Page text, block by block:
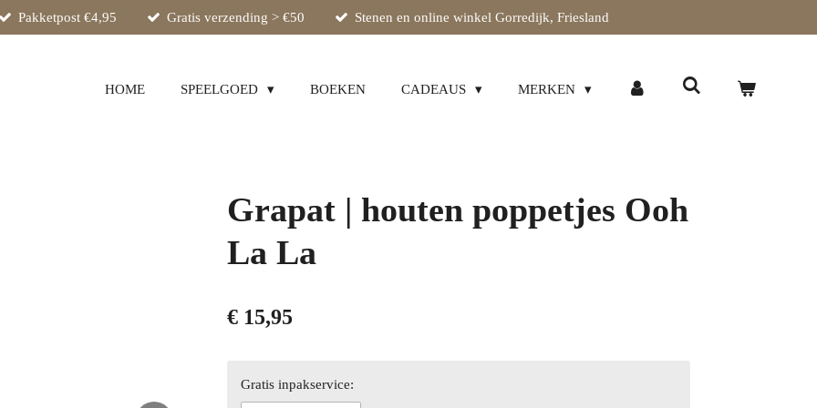
Pakketpost €4,95 Gratis verzending > €50 Stenen en online winkel Gorredijk, Friesland
HOME SPEELGOED BOEKEN CADEAUS MERKEN
Grapat | houten poppetjes Ooh
La La
€ 15,95
Gratis inpakservice: